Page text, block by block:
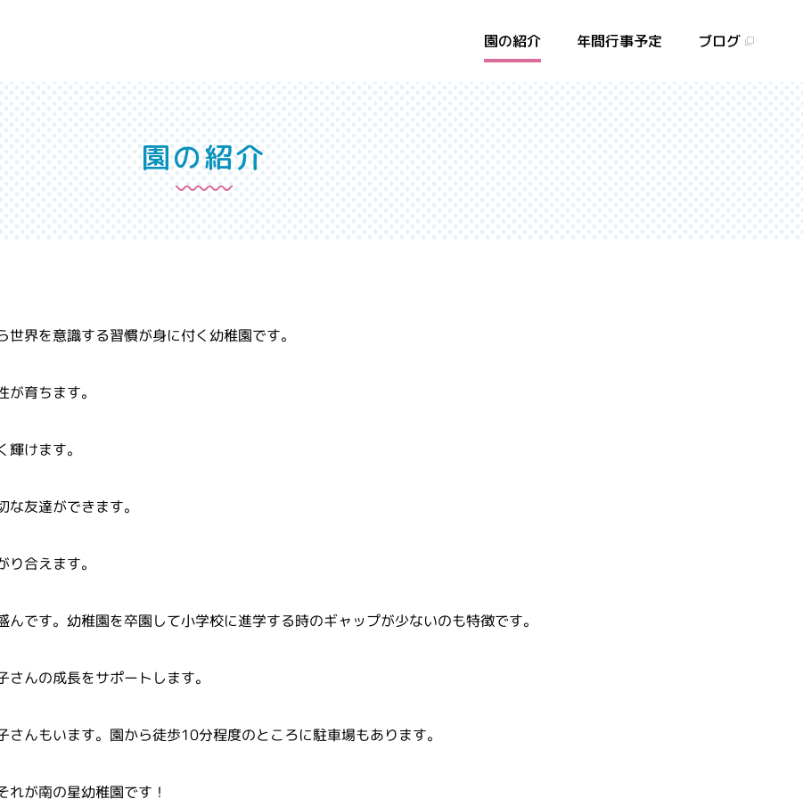
園の紹介 年間行事予定 ブログ
園の紹介
界を意識する習慣が身に付く幼稚園です。
育ちます。
けます。
友達ができます。
合えます。
です。幼稚園を卒園して小学校に進学する時のギャップが少ないのも特徴です。
んの成長をサポートします。
んもいます。園から徒歩10分程度のところに駐車場もあります。
が南の星幼稚園です！